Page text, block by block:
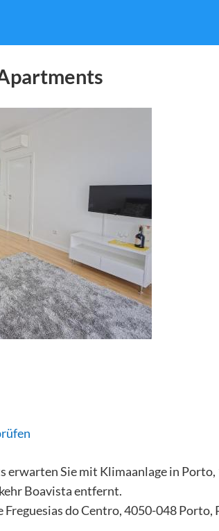
erwarten Sie mit Klimaanlage in Porto,
Boavista entfernt.
Freguesias do Centro, 4050-048 Porto,